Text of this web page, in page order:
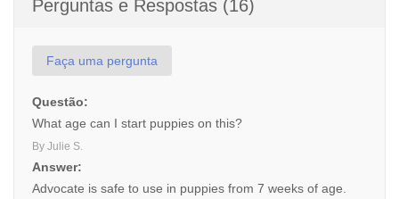
Perguntas e Respostas (16)
Faça uma pergunta
Questão:
What age can I start puppies on this?
By Julie S.
Answer:
Advocate is safe to use in puppies from 7 weeks of age.